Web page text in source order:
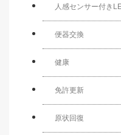
人感センサー付き
便器交換
健康
免許更新
原状回復